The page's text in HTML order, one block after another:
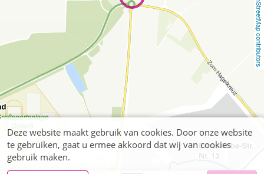
OpenStreetMap contributors
Deze website maakt gebruik van cookies. Door onze website
te gebruiken, gaat u ermee akkoord dat wij van cookies
gebruik maken.